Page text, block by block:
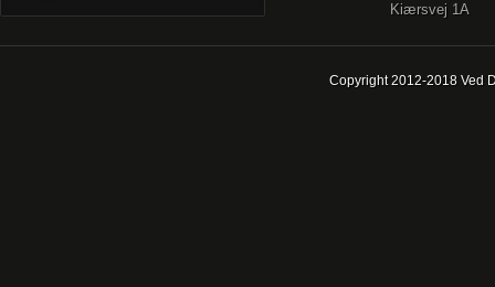
Kiærsvej 1A
Copyright 2012-2018 Ved